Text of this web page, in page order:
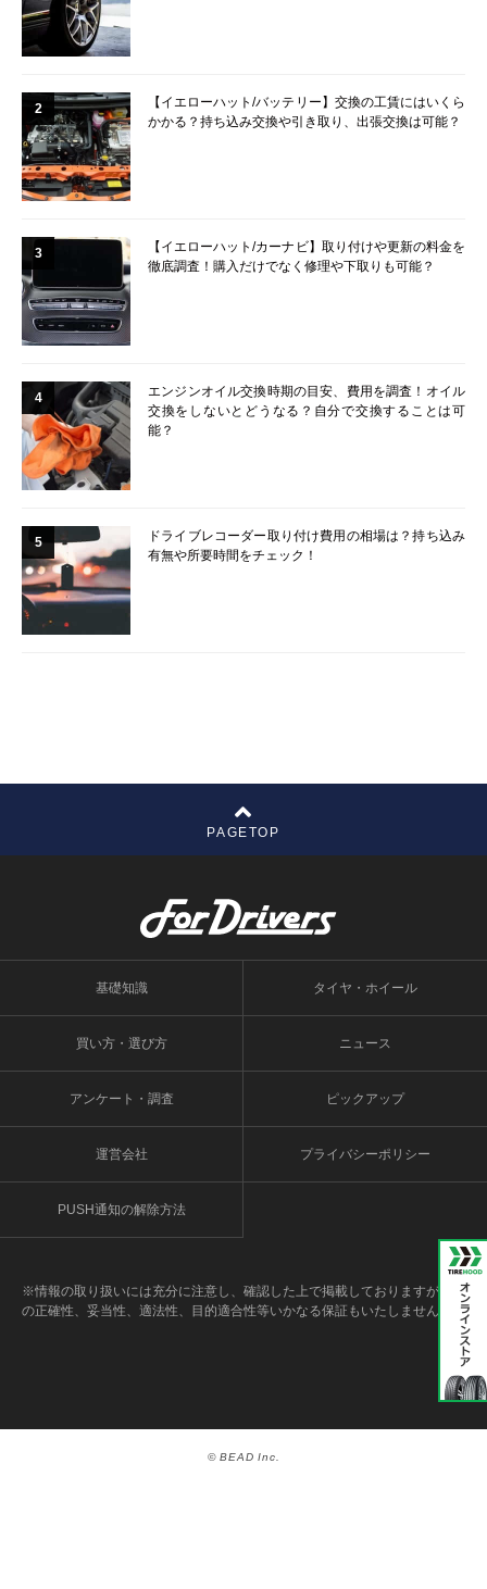
2
【イエローハット/バッテリー】交換の工賃にはいくら
かかる？持ち込み交換や引き取り、出張交換は可能？
3
【イエローハット/カーナビ】取り付けや更新の料金を
徹底調査！購入だけでなく修理や下取りも可能？
4
エンジンオイル交換時期の目安、費用を調査！オイル
交換をしないとどうなる？自分で交換することは可
能？
5
ドライブレコーダー取り付け費用の相場は？持ち込み
有無や所要時間をチェック！
PAGETOP
基礎知識 タイヤ・ホイール
買い方・選び方 ニュース
アンケート・調査 ピックアップ
運営会社 プライバシーポリシー
PUSH通知の解除方法
※情報の取り扱いには充分に注意し、確認した上で掲載しておりますが、そ
の正確性、妥当性、適法性、目的適合性等いかなる保証もいたしません。
© BEAD Inc.